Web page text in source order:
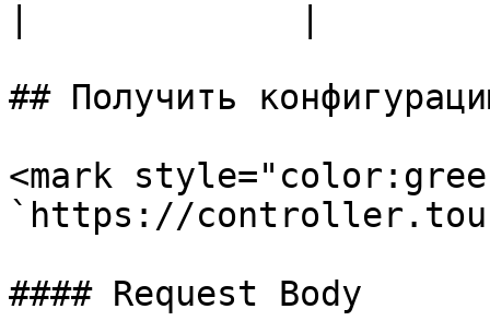
## Получить
<mark
`https://
#### Request Body